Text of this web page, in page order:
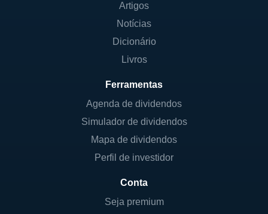
Artigos
Notícias
Dicionário
Livros
Ferramentas
Agenda de dividendos
Simulador de dividendos
Mapa de dividendos
Perfil de investidor
Conta
Seja premium